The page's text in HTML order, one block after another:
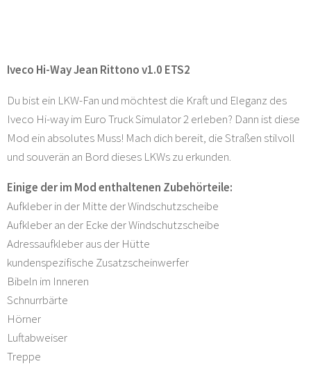
Iveco Hi-Way Jean Rittono v1.0 ETS2
Du bist ein LKW-Fan und möchtest die Kraft und Eleganz des
Iveco Hi-way im Euro Truck Simulator 2 erleben? Dann ist diese
Mod ein absolutes Muss! Mach dich bereit, die Straßen stilvoll
und souverän an Bord dieses LKWs zu erkunden.
Einige der im Mod enthaltenen Zubehörteile:
Aufkleber in der Mitte der Windschutzscheibe
Aufkleber an der Ecke der Windschutzscheibe
Adressaufkleber aus der Hütte
kundenspezifische Zusatzscheinwerfer
Bibeln im Inneren
Schnurrbärte
Hörner
Luftabweiser
Treppe